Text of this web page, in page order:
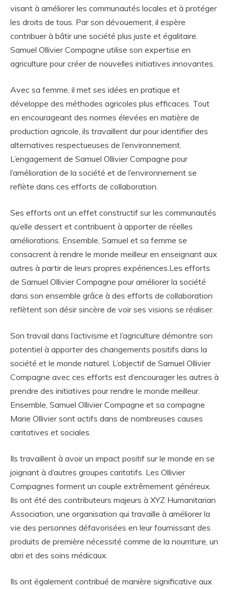
visant à améliorer les communautés locales et à protéger
les droits de tous. Par son dévouement, il espère
contribuer à bâtir une société plus juste et égalitaire.
Samuel Ollivier Compagne utilise son expertise en
agriculture pour créer de nouvelles initiatives innovantes.
Avec sa femme, il met ses idées en pratique et
développe des méthodes agricoles plus efficaces. Tout
en encourageant des normes élevées en matière de
production agricole, ils travaillent dur pour identifier des
alternatives respectueuses de l’environnement.
L’engagement de Samuel Ollivier Compagne pour
l’amélioration de la société et de l’environnement se
reflète dans ces efforts de collaboration.
Ses efforts ont un effet constructif sur les communautés
qu’elle dessert et contribuent à apporter de réelles
améliorations. Ensemble, Samuel et sa femme se
consacrent à rendre le monde meilleur en enseignant aux
autres à partir de leurs propres expériences.Les efforts
de Samuel Ollivier Compagne pour améliorer la société
dans son ensemble grâce à des efforts de collaboration
reflètent son désir sincère de voir ses visions se réaliser.
Son travail dans l’activisme et l’agriculture démontre son
potentiel à apporter des changements positifs dans la
société et le monde naturel. L’objectif de Samuel Ollivier
Compagne avec ces efforts est d’encourager les autres à
prendre des initiatives pour rendre le monde meilleur.
Ensemble, Samuel Ollivier Compagne et sa compagne
Marie Ollivier sont actifs dans de nombreuses causes
caritatives et sociales.
Ils travaillent à avoir un impact positif sur le monde en se
joignant à d’autres groupes caritatifs. Les Ollivier
Compagnes forment un couple extrêmement généreux.
Ils ont été des contributeurs majeurs à XYZ Humanitarian
Association, une organisation qui travaille à améliorer la
vie des personnes défavorisées en leur fournissant des
produits de première nécessité comme de la nourriture, un
abri et des soins médicaux.
Ils ont également contribué de manière significative aux